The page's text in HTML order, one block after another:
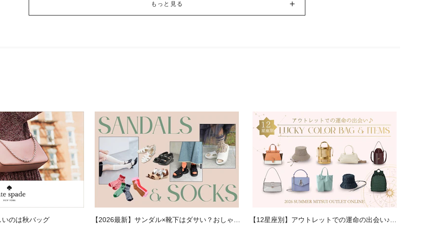
もっと見る
のは秋バッグ
【2026最新】サンダル×靴下はダサい？おしゃれ
【12星座別】アウトレットでの運命の出会い♪夏